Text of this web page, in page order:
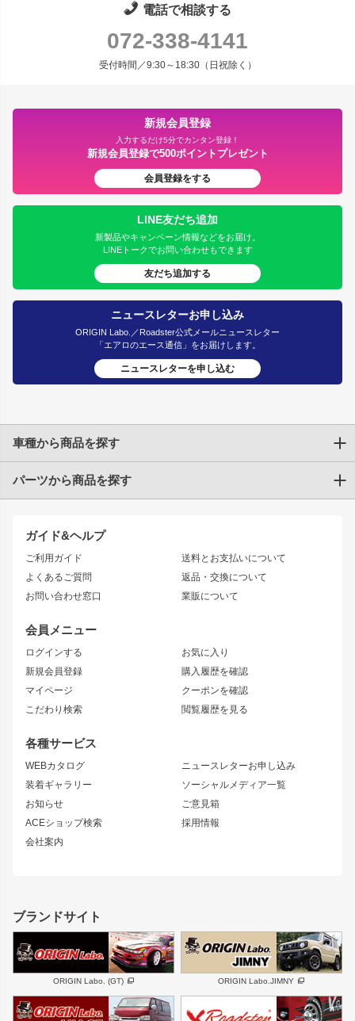
電話で相談する
072-338-4141
受付時間／9:30～18:30（日祝除く）
新規会員登録
入力するだけ5分でカンタン登録！
新規会員登録で500ポイントプレゼント
会員登録をする
LINE友だち追加
新製品やキャンペーン情報などをお届け。
LINEトークでお問い合わせもできます
友だち追加する
ニュースレターお申し込み
ORIGIN Labo.／Roadster公式メールニュースレター
「エアロのエース通信」をお届けします。
ニュースレターを申し込む
ガイド&ヘルプ
ご利用ガイド
よくあるご質問
お問い合わせ窓口
送料とお支払いについて
返品・交換について
業販について
会員メニュー
ログインする
新規会員登録
マイページ
こだわり検索
お気に入り
購入履歴を確認
クーポンを確認
閲覧履歴を見る
各種サービス
WEBカタログ
装着ギャラリー
お知らせ
ACEショップ検索
会社案内
ニュースレターお申し込み
ソーシャルメディア一覧
ご意見箱
採用情報
車種から商品を探す
トヨタ
JZX90 CHASER
JZX110 MARK II
JZX100 MARK II
JZX90 MARK II
トレノ
マークX
アリスト
ソアラ
アルテッツァ
ニッサン
S15 シルビア
S14 シルビア 後期
S13 シルビア
180SX
シルエイティ
ワンビア
ローレル
セフィーロ
キャラバン
スズキ
GS350
SC
スバル 三菱
デリカ D:5
軽自動車 汎用
パーツから商品を探す
エアロシリーズ
ドリフトライン
風神
雷神
レーシングライン
アタックライン
ストリームライン
リアウイング
ジムニーパーツ
ホイール
MUD-S7
MUD-SR7
まつど家 鉄漢
ボンネット
フェンダー
サイドパーツ
リアゲート
メンテナンスパーツ
ハイエースパーツ
ホイール
ブランドサイト
ORIGIN Labo. (GT) ORIGIN Labo.JIMNY